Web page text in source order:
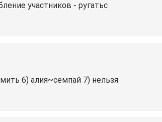
участников - ругатьс
6) алия~семпай 7) нельзя